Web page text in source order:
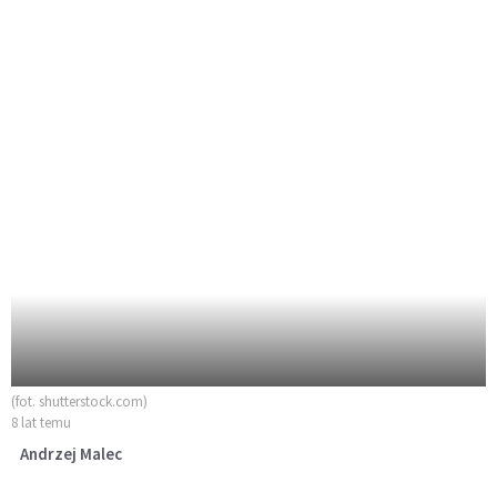
(fot. shutterstock.com)
8 lat temu
Andrzej Malec